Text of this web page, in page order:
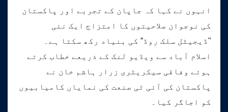
انہوں نے کہا کہ جاپان کے تجربے اور پاکستان
کی نوجوان صلاحیتوں کا امتزاج ایک نئی
"ڈیجیٹل سلک روڈ” کی بنیاد رکھ سکتا ہے۔
اسلام آباد سے ویڈیو لنک کے ذریعے خطاب کرتے
ہوئے وفاقی سیکریٹری زرار ہاشم خان نے
پاکستان کی آئی ٹی صنعت کی نمایاں کامیابیوں
کو اجاگر کیا۔